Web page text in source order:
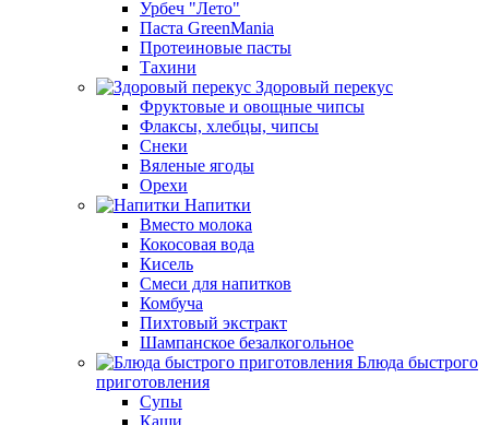
Урбеч "Лето"
Паста GreenMania
Протеиновые пасты
Тахини
Здоровый перекус
Фруктовые и овощные чипсы
Флаксы, хлебцы, чипсы
Снеки
Вяленые ягоды
Орехи
Напитки
Вместо молока
Кокосовая вода
Кисель
Смеси для напитков
Комбуча
Пихтовый экстракт
Шампанское безалкогольное
Блюда быстрого
приготовления
Супы
Каши